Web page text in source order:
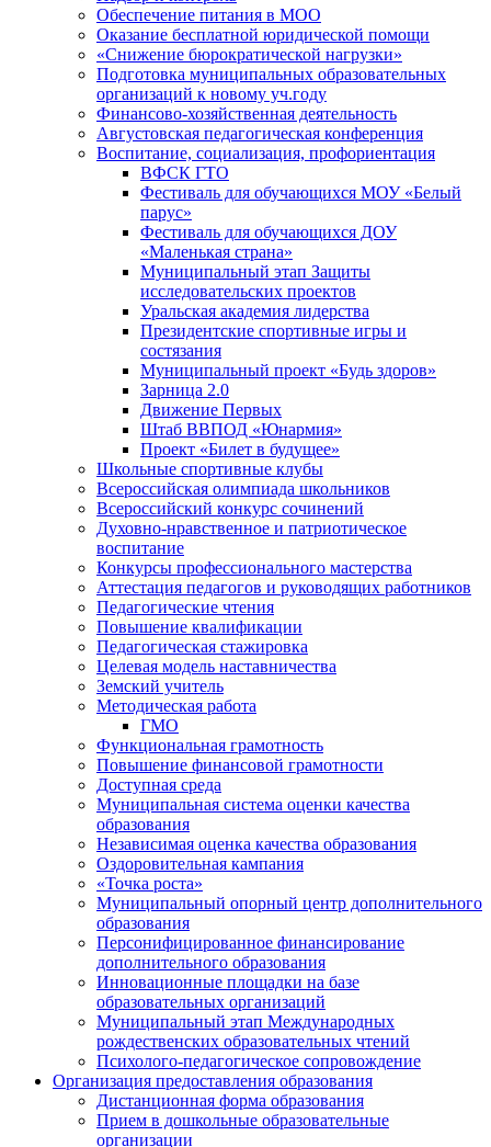
Обеспечение питания в МОО
Оказание бесплатной юридической помощи
«Снижение бюрократической нагрузки»
Подготовка муниципальных образовательных
организаций к новому уч.году
Финансово-хозяйственная деятельность
Августовская педагогическая конференция
Воспитание, социализация, профориентация
ВФСК ГТО
Фестиваль для обучающихся МОУ «Белый
парус»
Фестиваль для обучающихся ДОУ
«Маленькая страна»
Муниципальный этап Защиты
исследовательских проектов
Уральская академия лидерства
Президентские спортивные игры и
состязания
Муниципальный проект «Будь здоров»
Зарница 2.0
Движение Первых
Штаб ВВПОД «Юнармия»
Проект «Билет в будущее»
Школьные спортивные клубы
Всероссийская олимпиада школьников
Всероссийский конкурс сочинений
Духовно-нравственное и патриотическое
воспитание
Конкурсы профессионального мастерства
Аттестация педагогов и руководящих работников
Педагогические чтения
Повышение квалификации
Педагогическая стажировка
Целевая модель наставничества
Земский учитель
Методическая работа
ГМО
Функциональная грамотность
Повышение финансовой грамотности
Доступная среда
Муниципальная система оценки качества
образования
Независимая оценка качества образования
Оздоровительная кампания
«Точка роста»
Муниципальный опорный центр дополнительного
образования
Персонифицированное финансирование
дополнительного образования
Инновационные площадки на базе
образовательных организаций
Муниципальный этап Международных
рождественских образовательных чтений
Психолого-педагогическое сопровождение
Организация предоставления образования
Дистанционная форма образования
Прием в дошкольные образовательные
организации